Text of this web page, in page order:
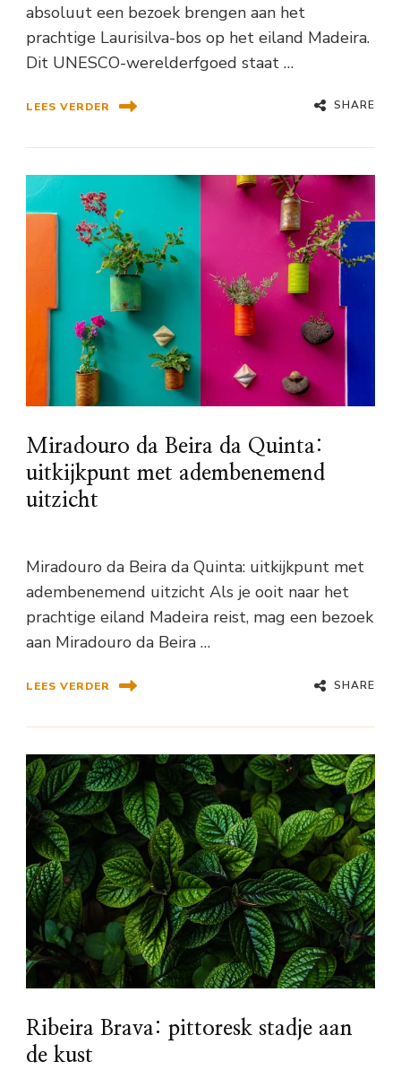
absoluut een bezoek brengen aan het
prachtige Laurisilva-bos op het eiland Madeira.
Dit UNESCO-werelderfgoed staat …
LEES VERDER SHARE
Miradouro da Beira da Quinta:
uitkijkpunt met adembenemend
uitzicht
Miradouro da Beira da Quinta: uitkijkpunt met
adembenemend uitzicht Als je ooit naar het
prachtige eiland Madeira reist, mag een bezoek
aan Miradouro da Beira …
LEES VERDER SHARE
Ribeira Brava: pittoresk stadje aan
de kust